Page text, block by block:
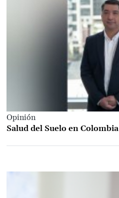
Opinión
Salud del Suelo en Colombia